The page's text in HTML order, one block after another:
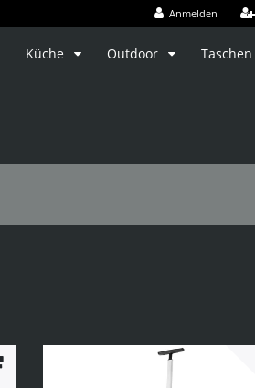
Anmelden
Küche Outdoor Taschen